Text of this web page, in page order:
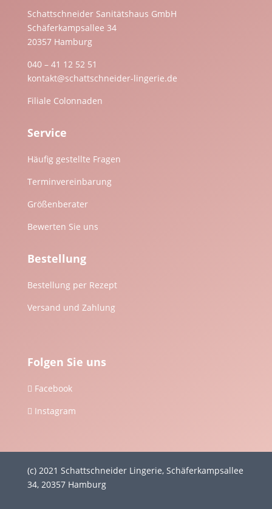
Schattschneider Sanitätshaus GmbH
Schäferkampsallee 34
20357 Hamburg
040 – 41 12 52 51
kontakt@schattschneider-lingerie.de
Filiale Colonnaden
Service
Häufig gestellte Fragen
Terminvereinbarung
Größenberater
Bewerten Sie uns
Bestellung
Bestellung per Rezept
Versand und Zahlung
Folgen Sie uns
 Facebook
 Instagram
(c) 2021 Schattschneider Lingerie, Schäferkampsallee
34, 20357 Hamburg